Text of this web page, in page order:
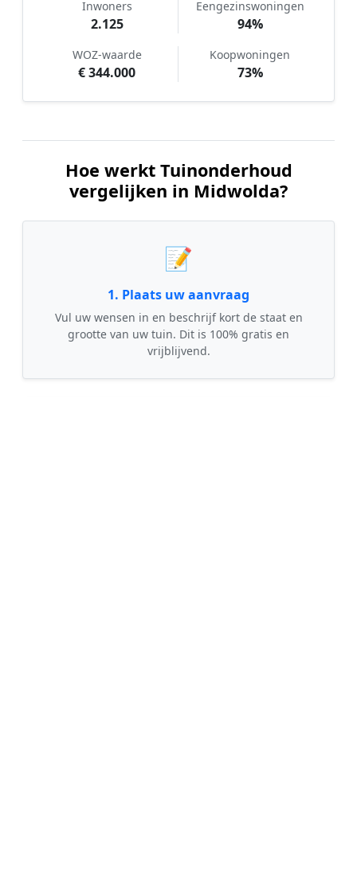
Inwoners
2.125
Eengezinswoningen
94%
WOZ-waarde
€ 344.000
Koopwoningen
73%
Hoe werkt Tuinonderhoud
vergelijken in Midwolda?
📝
1. Plaats uw aanvraag
Vul uw wensen in en beschrijf kort de staat en
grootte van uw tuin. Dit is 100% gratis en
vrijblijvend.